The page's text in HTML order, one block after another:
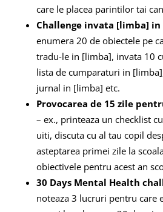
care le placea parintilor tai
Challenge invata [limba] in
enumera 20 de obiectele pe
tradu-le in [limba], invata 10
lista de cumparaturi in
jurnal in [limba] etc.
Provocarea de 15 zile
– ex., printeaza un checklist
uiti, discuta cu al tau copil
asteptarea primei zile la
obiectivele pentru acest an
30 Days Mental Health
noteaza 3 lucruri pentru care